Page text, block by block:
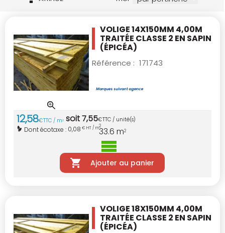
VOLIGE 14X150MM 4,00M
TRAITÉE CLASSE 2 EN SAPIN
(ÉPICÉA)
Référence : 171743
12,58€TTC / m2 soit7,55€TTC / unité(s)
Dont écotaxe : 0,08 € HT / m233.6 m2
Ajouter au panier
VOLIGE 18X150MM 4,00M
TRAITÉE CLASSE 2 EN SAPIN
(ÉPICÉA)